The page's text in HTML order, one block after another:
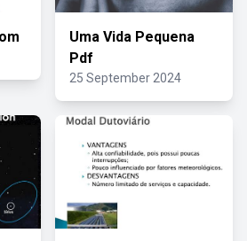
Uma Vida Pequena
Pdf
25 September 2024